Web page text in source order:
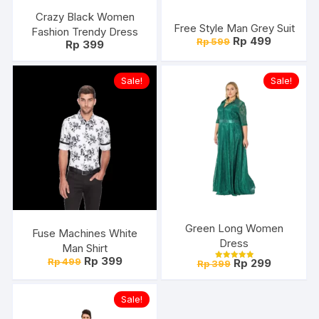
Crazy Black Women
Fashion Trendy Dress
Rp 399
Free Style Man Grey Suit
Rp599 Harga
aslinya
Rp 599.
Rp 499Harga
adalah:
Rp 499.
Sale!
Fuse Machines White
Man Shirt
Rp499 Harga
aslinya
Rp 499.
Rp 399Harga
adalah:
Rp 399.
Sale!
Green Long Women
Dress
Dinilai
Rp399Harga
aslinya
Rp 299Harga
Sale!